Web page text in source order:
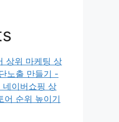
상위 마케팅 상
노출 만들기 -
이버쇼핑 상
어 순위 높이기